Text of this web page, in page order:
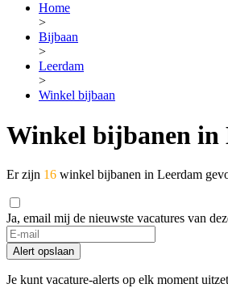
Home
>
Bijbaan
>
Leerdam
>
Winkel bijbaan
Winkel bijbanen in
Er zijn 16 winkel bijbanen in Leerdam
Ja, email mij de nieuwste vacatures van
If
you
are
a
Alert opslaan
Je kunt vacature-alerts op elk moment